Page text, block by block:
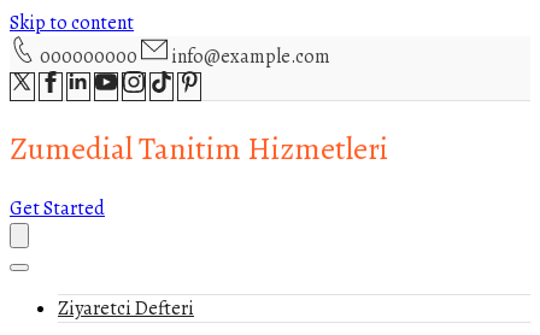
Skip to content
000000000
info@example.com
Zumedial Tanitim Hizmetleri
Get Started
Ziyaretci Defteri